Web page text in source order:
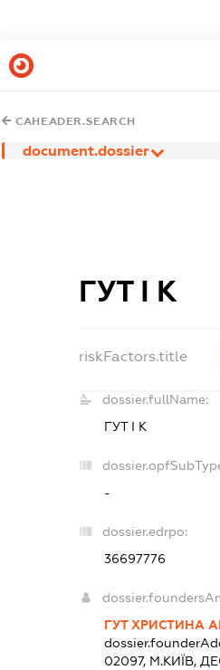
CAHEADER.SEARCH
document.dossier
ГУТ І К
riskFactors.title
dossier.fullName:
ГУТ І К
-
dossier.edrpo:
36697776
ГУТ ХРИСТИНА
02097, М.КИЇВ,